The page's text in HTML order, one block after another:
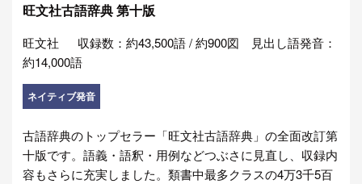
旺文社古語辞典 第十版
旺文社
収録数：約43,500語 / 約900図 見出し語発音：
約14,000語
ネイティブ発音
古語辞典のトップセラー「旺文社古語辞典」の全面改訂第
十版です。語義・語釈・用例などつぶさに見直し、収録内
容もさらに充実しました。類書中最多クラスの4万3千5百